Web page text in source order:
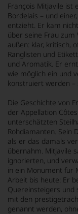
François Mitjavile ist
Bordelais – und
entzieht. Er kam
über seine Frau zum
außen: klar, kritisch,
Ranglisten und
und Aromatik. Er
wie möglich ein und
konstruiert werden –
Die Geschichte von
der Appellation
unterschätzten
Rohdiamanten. Sein
als er das damals
übernahm. Mitjavile
ignorierten, und
in ein Monument für
Arbeit bis heute: Er
Quereinsteigers und
mit den
genannt werden,